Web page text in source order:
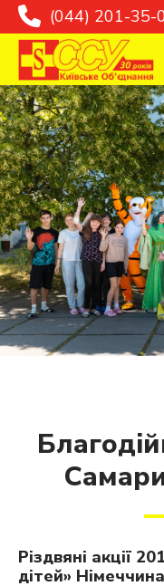
(044) 201-35-
Різдвяні акції
дітей»‎ Німеччина